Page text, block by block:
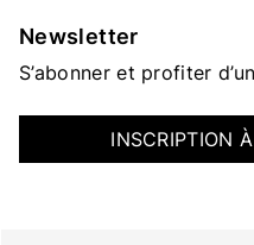
Newsletter
S’abonner et profiter
INSCRIPTION